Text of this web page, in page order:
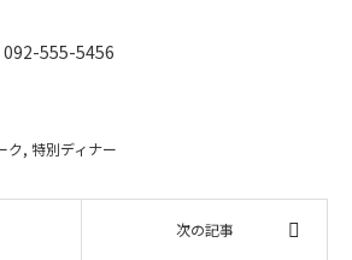
555-5456
ク, 特別ディナー
次の記事